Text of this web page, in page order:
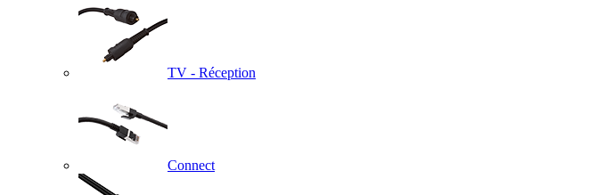
TV - Réception
Connect